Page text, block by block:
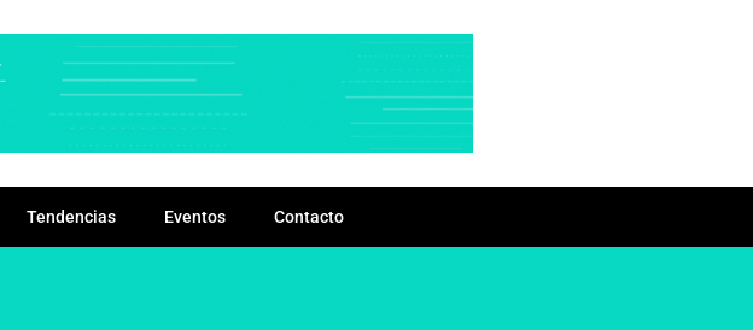
Tendencias Eventos Contacto